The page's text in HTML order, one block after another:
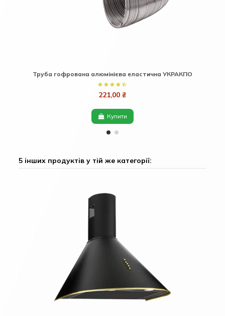
Труба гофрована алюмінієва еластична УКРАКПО
221,00 ₴
Купити
5 інших продуктів у тій же категорії: